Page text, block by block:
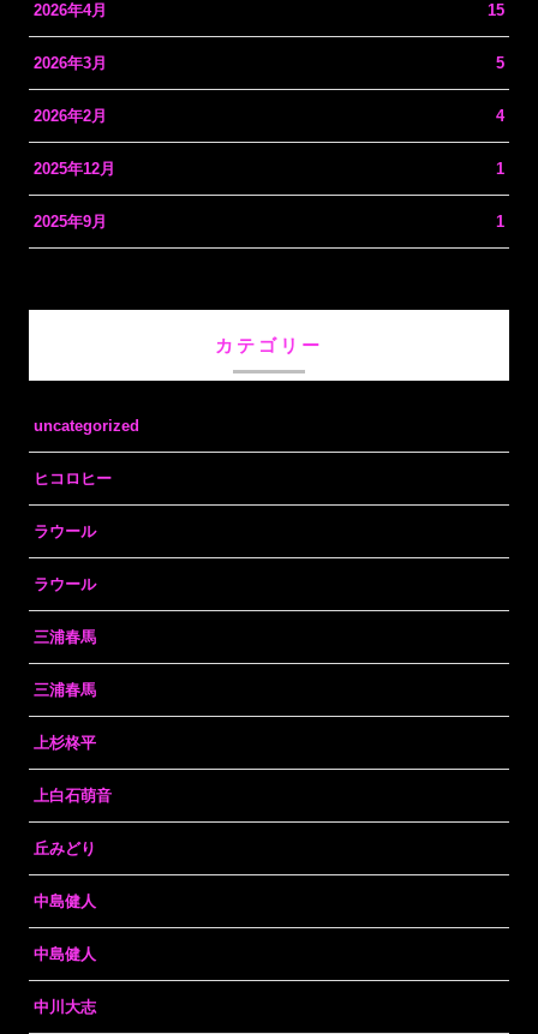
2026年4月 15
2026年3月 5
2026年2月 4
2025年12月 1
2025年9月 1
カテゴリー
uncategorized
ヒコロヒー
ラウール
ラウール
三浦春馬
三浦春馬
上杉柊平
上白石萌音
丘みどり
中島健人
中島健人
中川大志